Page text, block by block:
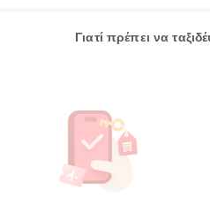
Γιατί πρέπει να